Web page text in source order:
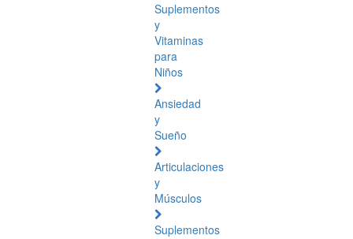
Suplementos
y
Vitaminas
para
Niños
Ansiedad
y
Sueño
Articulaciones
y
Músculos
Suplementos